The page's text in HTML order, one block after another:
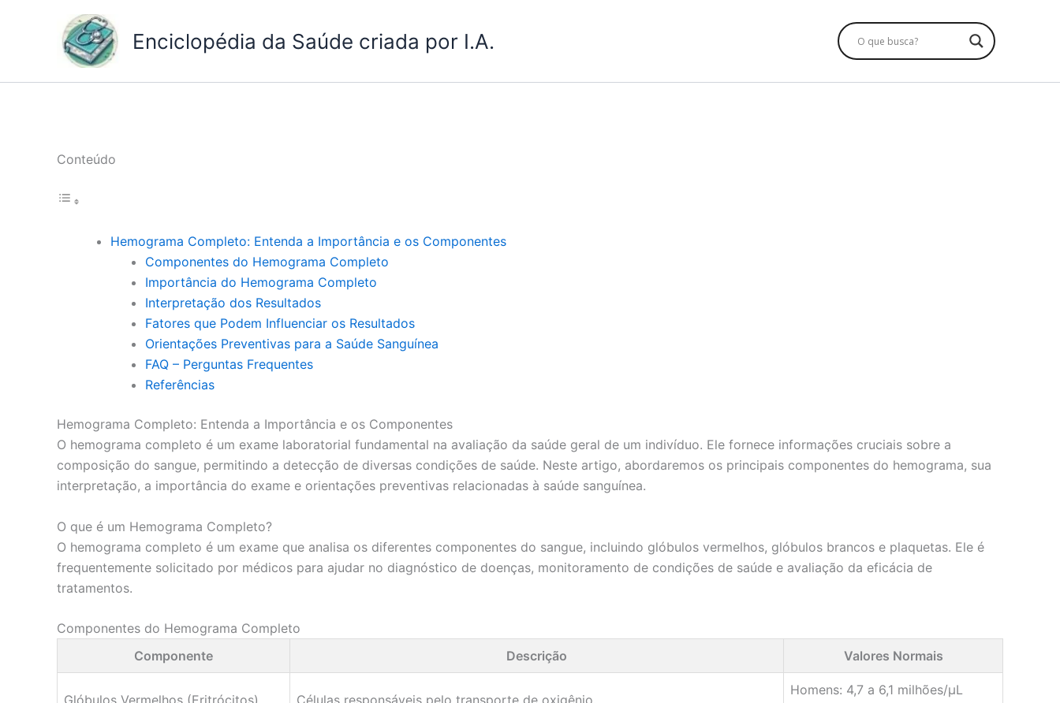
Enciclopédia da Saúde criada por I.A.
Conteúdo
Hemograma Completo: Entenda a Importância e os Componentes
Componentes do Hemograma Completo
Importância do Hemograma Completo
Interpretação dos Resultados
Fatores que Podem Influenciar os Resultados
Orientações Preventivas para a Saúde Sanguínea
FAQ – Perguntas Frequentes
Referências
Hemograma Completo: Entenda a Importância e os Componentes
O hemograma completo é um exame laboratorial fundamental na avaliação da saúde geral de um indivíduo. Ele fornece informações cruciais sobre a
composição do sangue, permitindo a detecção de diversas condições de saúde. Neste artigo, abordaremos os principais componentes do hemograma, sua
interpretação, a importância do exame e orientações preventivas relacionadas à saúde sanguínea.
O que é um Hemograma Completo?
O hemograma completo é um exame que analisa os diferentes componentes do sangue, incluindo glóbulos vermelhos, glóbulos brancos e plaquetas. Ele é
frequentemente solicitado por médicos para ajudar no diagnóstico de doenças, monitoramento de condições de saúde e avaliação da eficácia de
tratamentos.
Componentes do Hemograma Completo
Componente
Descrição Valores Normais
Homens: 4,7 a 6,1 milhões/µL